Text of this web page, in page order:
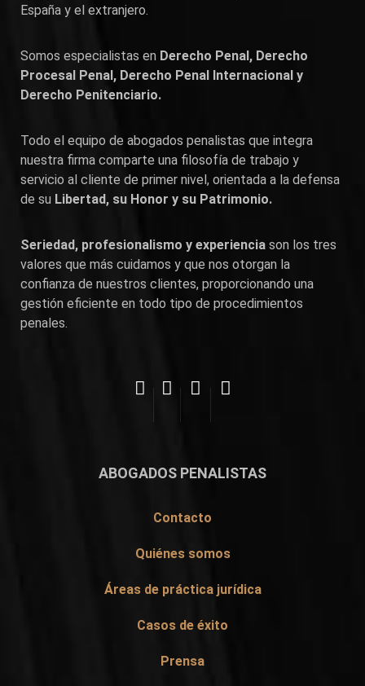
España y el extranjero.
Somos especialistas en Derecho Penal, Derecho
Procesal Penal, Derecho Penal Internacional y
Derecho Penitenciario.
Todo el equipo de abogados penalistas que integra
nuestra firma comparte una filosofía de trabajo y
servicio al cliente de primer nivel, orientada a la defensa
de su Libertad, su Honor y su Patrimonio.
Seriedad, profesionalismo y experiencia son los tres
valores que más cuidamos y que nos otorgan la
confianza de nuestros clientes, proporcionando una
gestión eficiente en todo tipo de procedimientos
penales.
ABOGADOS PENALISTAS
Contacto
Quiénes somos
Áreas de práctica jurídica
Casos de éxito
Prensa